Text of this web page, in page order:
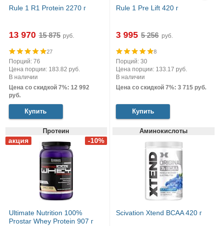
Rule 1 R1 Protein 2270 г
13 970 руб.
27
Порций: 76
Цена порции: 183.82 руб.
В наличии
Цена со скидкой 7%: 12 992
руб.
Купить
Rule 1 Pre Lift 420 г
3 995 руб.
8
Порций: 30
Цена порции: 133.17 руб.
В наличии
Цена со скидкой 7%: 3 715 руб.
Купить
Протеин
Ultimate Nutrition 100%
Prostar Whey Protein 907 г
Аминокислоты
Scivation Xtend BCAA 420 г